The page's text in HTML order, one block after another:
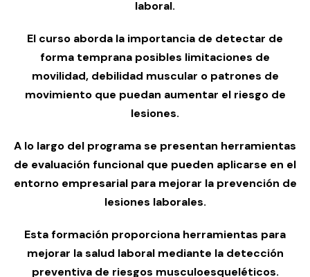
laboral.
El curso aborda la importancia de detectar de
forma temprana posibles limitaciones de
movilidad, debilidad muscular o patrones de
movimiento que puedan aumentar el riesgo de
lesiones.
A lo largo del programa se presentan herramientas
de evaluación funcional que pueden aplicarse en el
entorno empresarial para mejorar la prevención de
lesiones laborales.
Esta formación proporciona herramientas para
mejorar la salud laboral mediante la detección
preventiva de riesgos musculoesqueléticos.